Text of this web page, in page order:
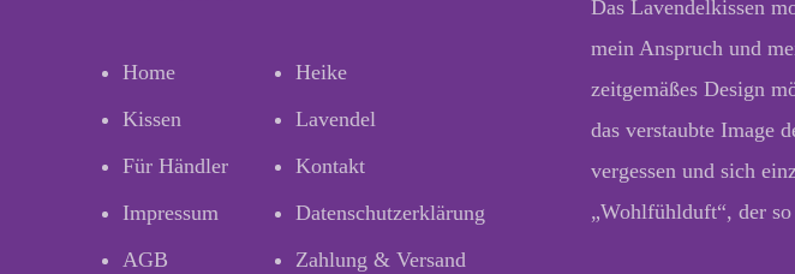
Home
Heike
Kissen
Lavendel
Für Händler
Kontakt
Impressum
Datenschutzerklärung
AGB
Zahlung & Versand
Das Lavendelkissen
mein Anspruch und
zeitgemäßes Design
das verstaubte Image
vergessen und sich
„Wohlfühlduft“, der